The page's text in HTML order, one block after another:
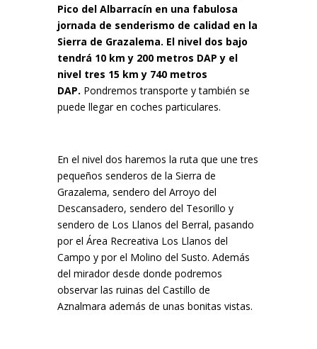
Pico del Albarracín en una fabulosa
jornada de senderismo de calidad en la
Sierra de Grazalema. El nivel dos bajo
tendrá 10 km y 200 metros DAP y el
nivel tres 15 km y 740 metros
DAP. Pondremos transporte y también se
puede llegar en coches particulares.
En el nivel dos haremos la ruta que une tres
pequeños senderos de la Sierra de
Grazalema, sendero del Arroyo del
Descansadero, sendero del Tesorillo y
sendero de Los Llanos del Berral, pasando
por el Área Recreativa Los Llanos del
Campo y por el Molino del Susto. Además
del mirador desde donde podremos
observar las ruinas del Castillo de
Aznalmara además de unas bonitas vistas.